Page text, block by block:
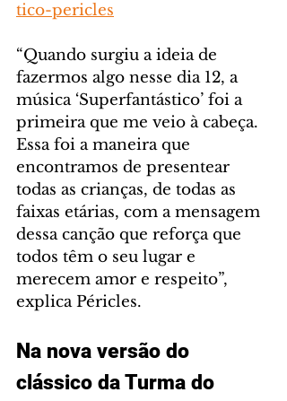
tico-pericles
“Quando surgiu a ideia de
fazermos algo nesse dia 12, a
música ‘Superfantástico’ foi a
primeira que me veio à cabeça.
Essa foi a maneira que
encontramos de presentear
todas as crianças, de todas as
faixas etárias, com a mensagem
dessa canção que reforça que
todos têm o seu lugar e
merecem amor e respeito”,
explica Péricles.
Na nova versão do
clássico da Turma do